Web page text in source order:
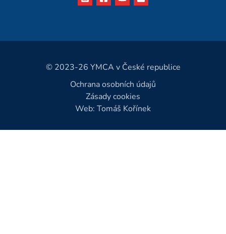
© 2023-26 YMCA v České republice
Ochrana osobních údajů
Zásady cookies
Web: Tomáš Kořínek